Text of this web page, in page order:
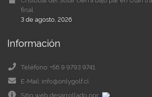
final
3 de agosto, 2026
Información
Teléfono: +56 9 9793 9741
E-Mail: info@onlygolf.cl
Sitio web desarrollado por